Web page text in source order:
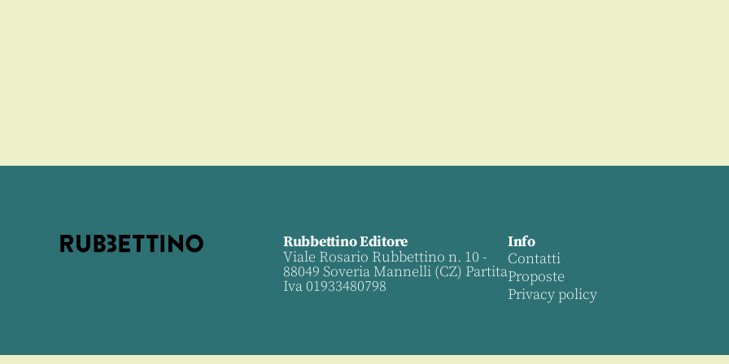
Rubbettino Editore
Viale Rosario Rubbettino n. 10 -
88049 Soveria Mannelli (CZ) Partita
Iva 01933480798
Info
Contatti
Proposte
Privacy policy